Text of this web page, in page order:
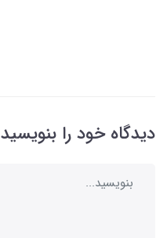
دیدگاه خود را بنویسید